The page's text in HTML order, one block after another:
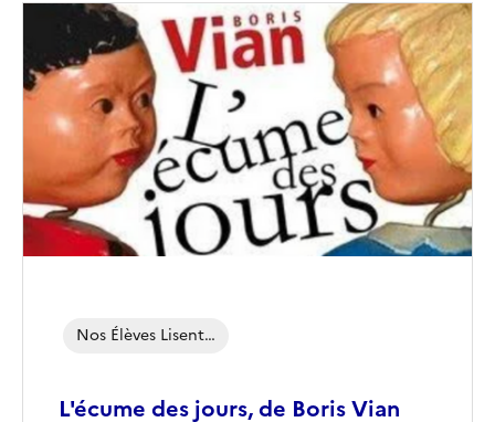
L'écume des jours, de Boris Vian
Nos Élèves Lisent…
couverture
(conseillée)